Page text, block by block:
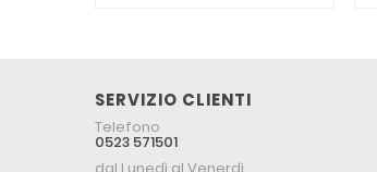
SERVIZIO CLIENTI
Telefono
0523 571501